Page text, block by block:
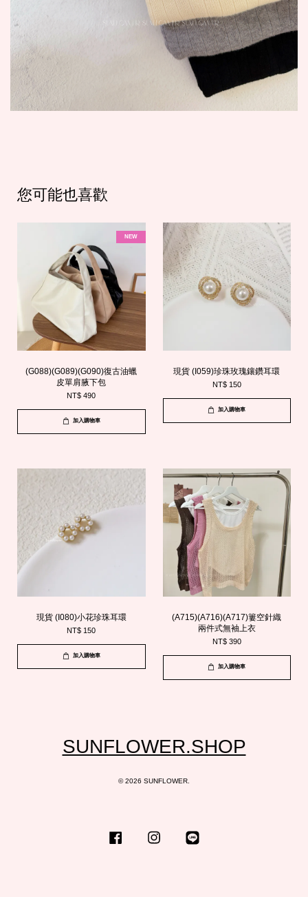
您可能也喜歡
NEW
(G088)(G089)(G090)復古油蠟
皮單肩腋下包
NT$ 490
加入購物車
現貨 (I059)珍珠玫瑰鑲鑽耳環
NT$ 150
加入購物車
現貨 (I080)小花珍珠耳環
NT$ 150
加入購物車
(A715)(A716)(A717)簍空針織
兩件式無袖上衣
NT$ 390
加入購物車
SUNFLOWER.SHOP
© 2026 SUNFLOWER.
Facebook Instagram